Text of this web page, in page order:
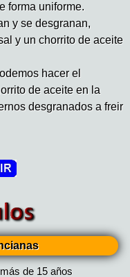
forma uniforme.
y se desgranan,
y un chorrito de aceite
hacer el
de aceite en la
desgranados a freir
de 15 años